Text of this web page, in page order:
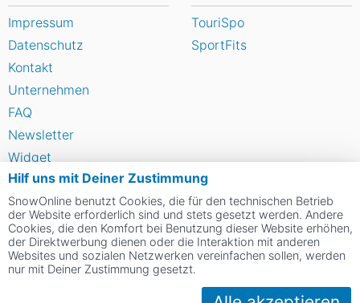
Hilf uns mit Deiner Zustimmung
SnowOnline benutzt Cookies, die für den technischen Betrieb
der Website erforderlich sind und stets gesetzt werden. Andere
Cookies, die den Komfort bei Benutzung dieser Website erhöhen,
der Direktwerbung dienen oder die Interaktion mit anderen
Websites und sozialen Netzwerken vereinfachen sollen, werden
nur mit Deiner Zustimmung gesetzt.
Impressum
Datenschutz
Kontakt
Unternehmen
FAQ
Newsletter
Widget
Umfragen
Skigebiet bewerten
TouriSpo
SportFits
Social Web